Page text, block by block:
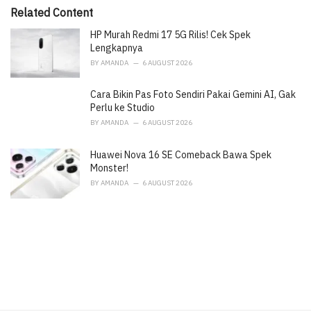
iRelated Content
HP Murah Redmi 17 5G Rilis! Cek Spek
Lengkapnya
BY AMANDA 6 AUGUST 2026
Cara Bikin Pas Foto Sendiri Pakai Gemini AI, Gak
Perlu ke Studio
BY AMANDA 6 AUGUST 2026
Huawei Nova 16 SE Comeback Bawa Spek
Monster!
BY AMANDA 6 AUGUST 2026